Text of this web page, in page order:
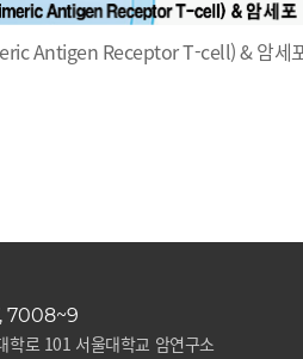
Antigen Receptor T-cell) & 암세
7008~9
로 101 서울대학교 암연구소